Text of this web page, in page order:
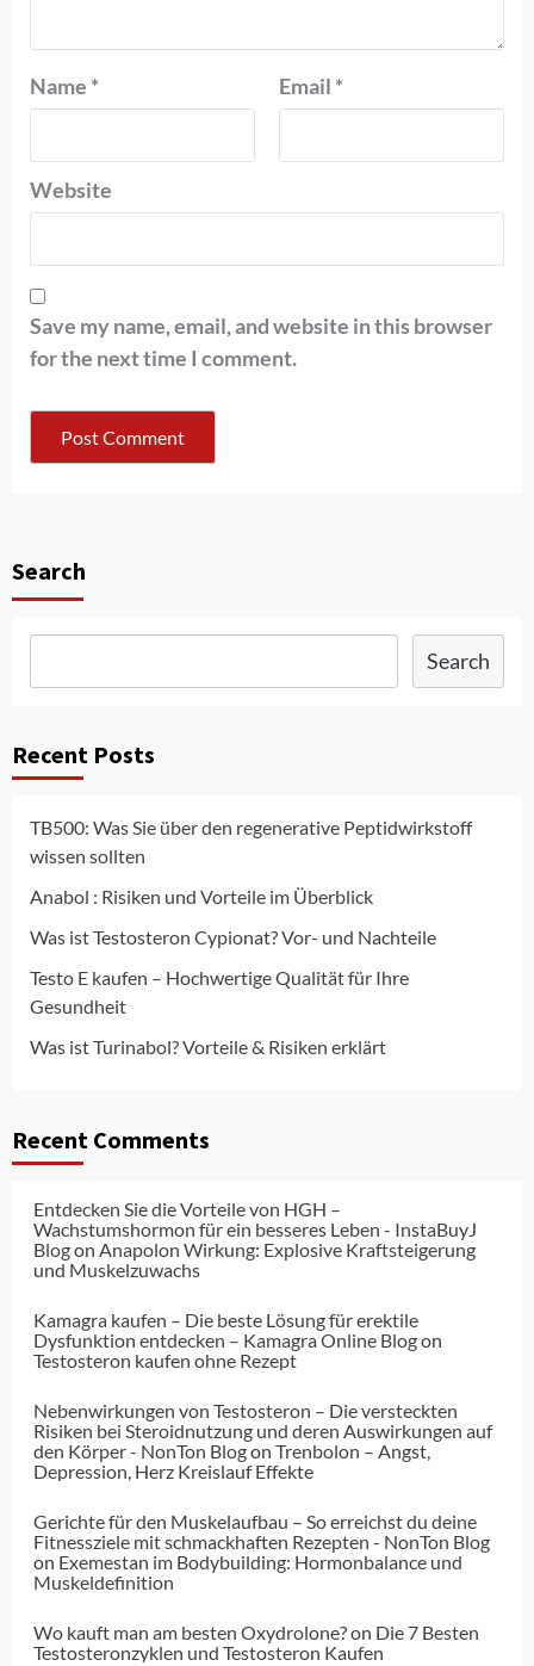
Name * Email *
Website
Save my name, email, and website in this browser
for the next time I comment.
Search
Search
Recent Posts
TB500: Was Sie über den regenerative Peptidwirkstoff
wissen sollten
Anabol : Risiken und Vorteile im Überblick
Was ist Testosteron Cypionat? Vor- und Nachteile
Testo E kaufen – Hochwertige Qualität für Ihre
Gesundheit
Was ist Turinabol? Vorteile & Risiken erklärt
Recent Comments
Entdecken Sie die Vorteile von HGH –
Wachstumshormon für ein besseres Leben - InstaBuyJ
Blogon Anapolon Wirkung: Explosive Kraftsteigerung
und Muskelzuwachs
Kamagra kaufen – Die beste Lösung für erektile
Dysfunktion entdecken – Kamagra Online Blogon
Testosteron kaufen ohne Rezept
Nebenwirkungen von Testosteron – Die versteckten
Risiken bei Steroidnutzung und deren Auswirkungen auf
den Körper - NonTon Blogon Trenbolon – Angst,
Depression, Herz Kreislauf Effekte
Gerichte für den Muskelaufbau – So erreichst du deine
Fitnessziele mit schmackhaften Rezepten - NonTon Blog
on Exemestan im Bodybuilding: Hormonbalance und
Muskeldefinition
Wo kauft man am besten Oxydrolone?on Die 7 Besten
Testosteronzyklen und Testosteron Kaufen